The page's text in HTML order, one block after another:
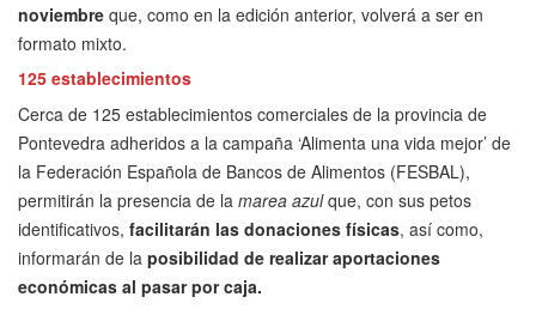
noviembre que, como en la edición anterior, volverá a ser en
formato mixto.
125 establecimientos
Cerca de 125 establecimientos comerciales de la provincia de
Pontevedra adheridos a la campaña ‘Alimenta una vida mejor’ de
la Federación Española de Bancos de Alimentos (FESBAL),
permitirán la presencia de la marea azulque, con sus petos
identificativos, facilitarán las donaciones físicas, así como,
informarán de la posibilidad de realizar aportaciones
económicas al pasar por caja.